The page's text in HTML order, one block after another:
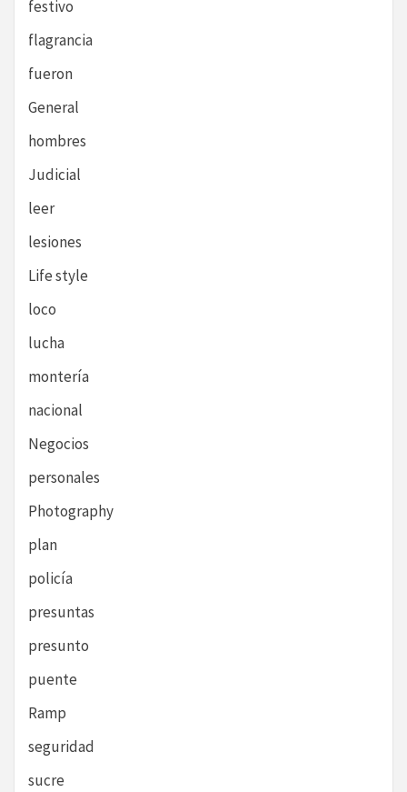
festivo
flagrancia
fueron
General
hombres
Judicial
leer
lesiones
Life style
loco
lucha
montería
nacional
Negocios
personales
Photography
plan
policía
presuntas
presunto
puente
Ramp
seguridad
sucre